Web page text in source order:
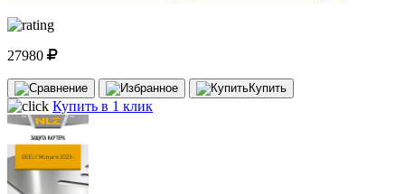
27980
Купить
Купить в 1 клик